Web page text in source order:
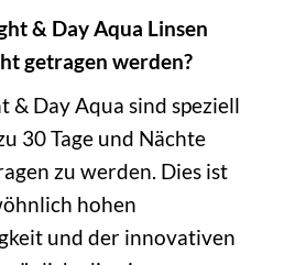
& Day Aqua Linsen
getragen werden?
& Day Aqua sind speziell
30 Tage und Nächte
zu werden. Dies ist
hohen
und der innovativen